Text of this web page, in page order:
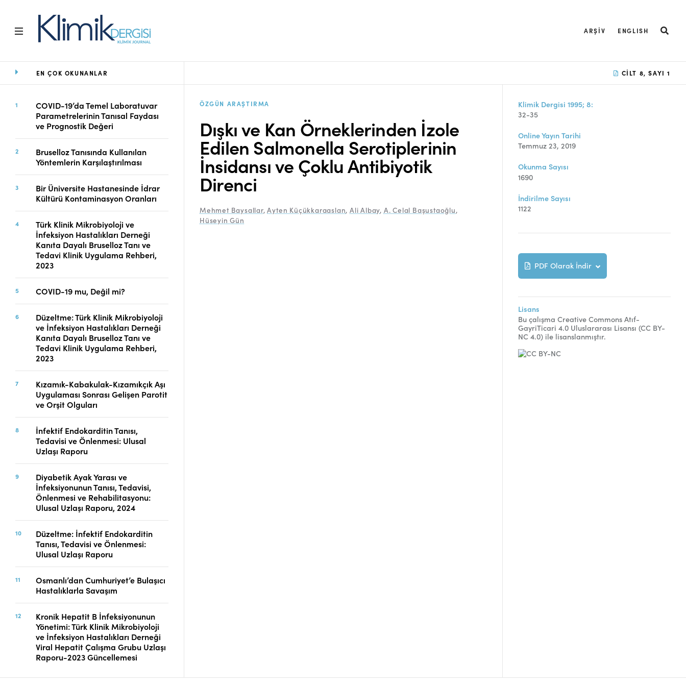
ARŞIV ENGLISH
Ana Sayfa
Amaç ve Kapsam
Açık Erişim İlkesi
Yayın Kurulu
Editoryal Süreç
Danışmanlık Süreci
Yazarlara Bilgi
Online Makale
Gönderimi
Dizinler
Telif Hakları
İletişim
FACEBOOK TWITTER
EN ÇOK OKUNANLAR
COVID-19’da Temel Laboratuvar
Parametrelerinin Tanısal Faydası
ve Prognostik Değeri
Bruselloz Tanısında Kullanılan
Yöntemlerin Karşılaştırılması
Bir Üniversite Hastanesinde İdrar
Kültürü Kontaminasyon Oranları
Türk Klinik Mikrobiyoloji ve
İnfeksiyon Hastalıkları Derneği
Kanıta Dayalı Bruselloz Tanı ve
Tedavi Klinik Uygulama Rehberi,
2023
COVID-19 mu, Değil mi?
Düzeltme: Türk Klinik Mikrobiyoloji
ve İnfeksiyon Hastalıkları Derneği
Kanıta Dayalı Bruselloz Tanı ve
Tedavi Klinik Uygulama Rehberi,
2023
Kızamık-Kabakulak-Kızamıkçık Aşı
Uygulaması Sonrası Gelişen Parotit
ve Orşit Olguları
İnfektif Endokarditin Tanısı,
Tedavisi ve Önlenmesi: Ulusal
Uzlaşı Raporu
Diyabetik Ayak Yarası ve
İnfeksiyonunun Tanısı, Tedavisi,
Önlenmesi ve Rehabilitasyonu:
Ulusal Uzlaşı Raporu, 2024
Düzeltme: İnfektif Endokarditin
Tanısı, Tedavisi ve Önlenmesi:
Ulusal Uzlaşı Raporu
Osmanlı’dan Cumhuriyet’e Bulaşıcı
Hastalıklarla Savaşım
Kronik Hepatit B İnfeksiyonunun
Yönetimi: Türk Klinik Mikrobiyoloji
ve İnfeksiyon Hastalıkları Derneği
Viral Hepatit Çalışma Grubu Uzlaşı
Raporu-2023 Güncellemesi
CILT 8, SAYI 1
ÖZGÜN ARAŞTIRMA
Dışkı ve Kan Örneklerinden İzole
Edilen Salmonella Serotiplerinin
İnsidansı ve Çoklu Antibiyotik
Direnci
Mehmet Baysallar,Ayten Küçükkaraaslan,Ali Albay, A. Celal Başustaoğlu,
Hüseyin Gün
Klimik Dergisi 1995; 8:
32-35
Online Yayın Tarihi
Temmuz 23, 2019
Okunma Sayısı
1690
İndirilme Sayısı
1122
PDF Olarak İndir
Lisans
Bu çalışma Creative Commons Atıf-
GayriTicari 4.0 Uluslararası Lisansı (CC BY-
NC 4.0) ile lisanslanmıştır.